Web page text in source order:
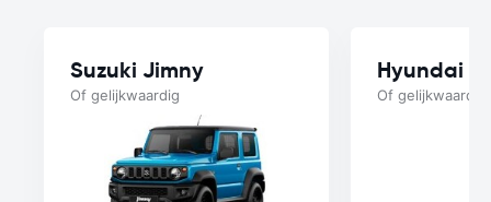
Suzuki Jimny
Of gelijkwaardig
Hyundai
Of gelijkwaardig